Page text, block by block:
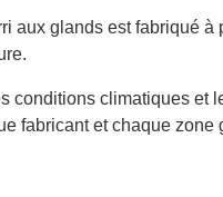
aux glands est fabriqué
conditions climatiques et
fabricant et chaque